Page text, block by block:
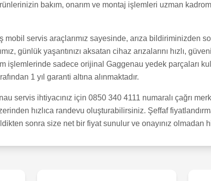
bakım, onarım ve montaj işlemleri uzman
servis araçlarımız sayesinde, arıza bildiriminizden
günlük yaşantınızı aksatan cihaz arızalarını hızlı,
işlemlerinde sadece orijinal Gaggenau yedek parçaları
1 yıl garanti altına alınmaktadır.
servis ihtiyacınız için 0850 340 4111 numaralı çağrı
hızlıca randevu oluşturabilirsiniz. Şeffaf
sonra size net bir fiyat sunulur ve onayınız olmadan